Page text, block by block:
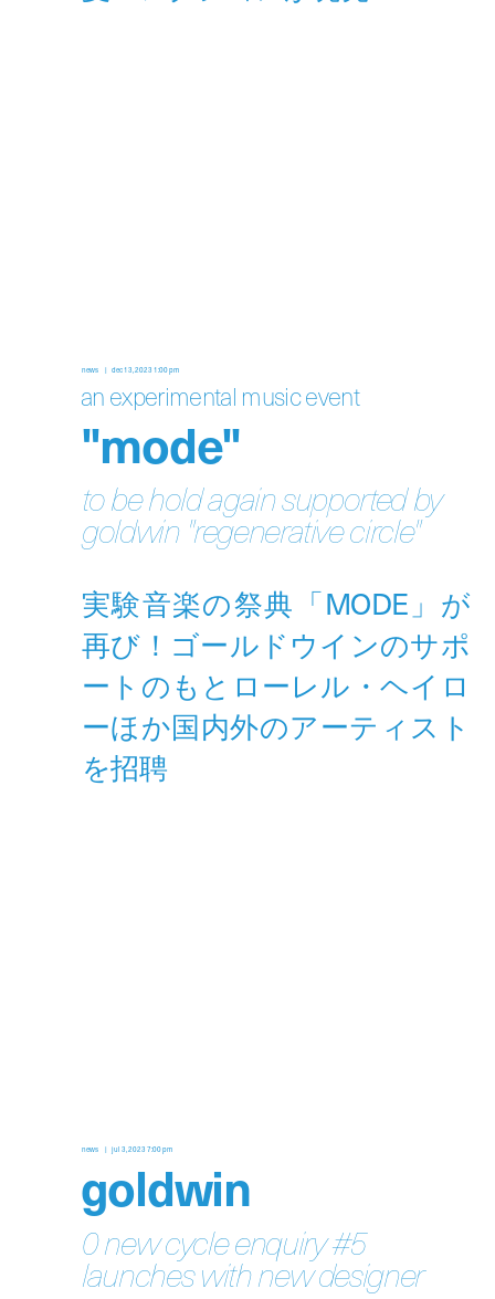
news dec 13, 2023 1:00 pm
an experimental music event
"mode"
to be hold again supported by
goldwin "regenerative circle"
news jul 3, 2023 7:00 pm
goldwin
0 new cycle enquiry #5
launches with new designer